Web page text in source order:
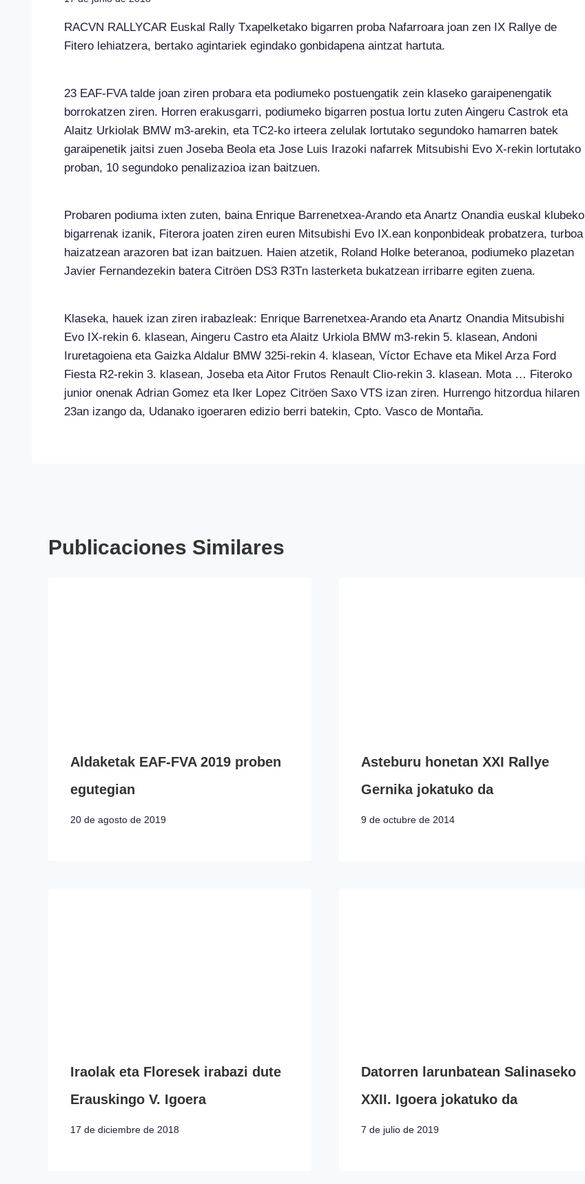
RACVN RALLYCAR Euskal Rally Txapelketako bigarren proba Nafarroara joan zen IX Rallye de
Fitero lehiatzera, bertako agintariek egindako gonbidapena aintzat hartuta.
23 EAF-FVA talde joan ziren probara eta podiumeko postuengatik zein klaseko garaipenengatik
borrokatzen ziren. Horren erakusgarri, podiumeko bigarren postua lortu zuten Aingeru Castrok eta
Alaitz Urkiolak BMW m3-arekin, eta TC2-ko irteera zelulak lortutako segundoko hamarren batek
garaipenetik jaitsi zuen Joseba Beola eta Jose Luis Irazoki nafarrek Mitsubishi Evo X-rekin lortutako
proban, 10 segundoko penalizazioa izan baitzuen.
Probaren podiuma ixten zuten, baina Enrique Barrenetxea-Arando eta Anartz Onandia euskal klubeko
bigarrenak izanik, Fiterora joaten ziren euren Mitsubishi Evo IX.ean konponbideak probatzera, turboa
haizatzean arazoren bat izan baitzuen. Haien atzetik, Roland Holke beteranoa, podiumeko plazetan
Javier Fernandezekin batera Citröen DS3 R3Tn lasterketa bukatzean irribarre egiten zuena.
Klaseka, hauek izan ziren irabazleak: Enrique Barrenetxea-Arando eta Anartz Onandia Mitsubishi
Evo IX-rekin 6. klasean, Aingeru Castro eta Alaitz Urkiola BMW m3-rekin 5. klasean, Andoni
Iruretagoiena eta Gaizka Aldalur BMW 325i-rekin 4. klasean, Víctor Echave eta Mikel Arza Ford
Fiesta R2-rekin 3. klasean, Joseba eta Aitor Frutos Renault Clio-rekin 3. klasean. Mota … Fiteroko
junior onenak Adrian Gomez eta Iker Lopez Citröen Saxo VTS izan ziren. Hurrengo hitzordua hilaren
23an izango da, Udanako igoeraren edizio berri batekin, Cpto. Vasco de Montaña.
Publicaciones Similares
Aldaketak EAF-FVA 2019 proben
egutegian
20 de agosto de 2019
Asteburu honetan XXI Rallye
Gernika jokatuko da
9 de octubre de 2014
Iraolak eta Floresek irabazi dute
Erauskingo V. Igoera
17 de diciembre de 2018
Datorren larunbatean Salinaseko
XXII. Igoera jokatuko da
7 de julio de 2019